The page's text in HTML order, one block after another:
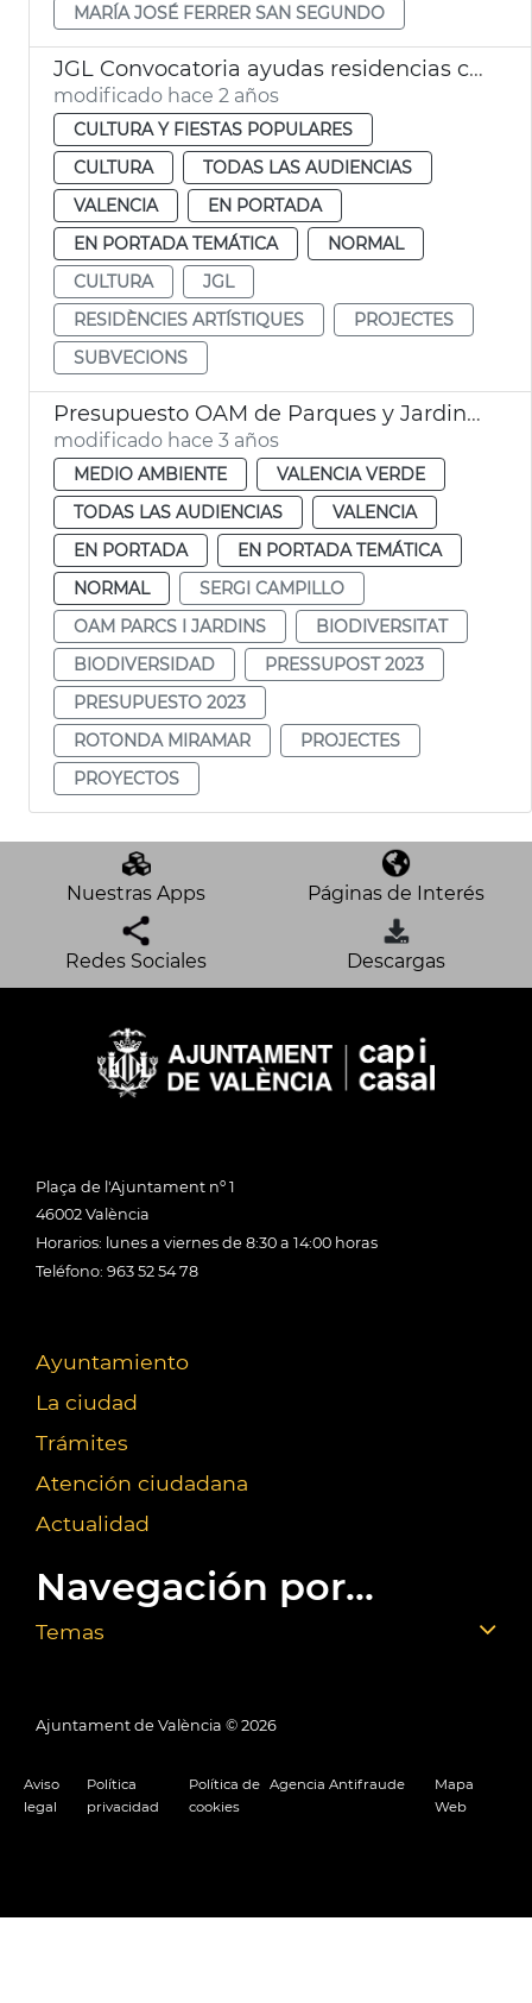
MARÍA JOSÉ FERRER SAN SEGUNDO
JGL Convocatoria ayudas residencias creación artística 2024
modificado hace 2 años
CULTURA Y FIESTAS POPULARES
CULTURA
TODAS LAS AUDIENCIAS
VALENCIA
EN PORTADA
EN PORTADA TEMÁTICA
NORMAL
CULTURA
JGL
RESIDÈNCIES ARTÍSTIQUES
PROJECTES
SUBVECIONS
Presupuesto OAM de Parques y Jardines
modificado hace 3 años
MEDIO AMBIENTE
VALENCIA VERDE
TODAS LAS AUDIENCIAS
VALENCIA
EN PORTADA
EN PORTADA TEMÁTICA
NORMAL
SERGI CAMPILLO
OAM PARCS I JARDINS
BIODIVERSITAT
BIODIVERSIDAD
PRESSUPOST 2023
PRESUPUESTO 2023
ROTONDA MIRAMAR
PROJECTES
PROYECTOS
Nuestras Apps Páginas de Interés
Redes Sociales Descargas
Plaça de l'Ajuntament nº 1
46002 València
Horarios: lunes a viernes de 8:30 a 14:00 horas
Teléfono: 963 52 54 78
Ayuntamiento
La ciudad
Trámites
Atención ciudadana
Actualidad
Navegación por...
Temas
Ajuntament de València © 2026
Aviso
legal
Política
privacidad
Política de
cookies
Agencia Antifraude
Mapa
Web